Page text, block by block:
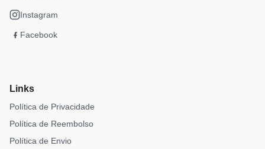
Instagram
Facebook
Links
Política de Privacidade
Política de Reembolso
Política de Envio